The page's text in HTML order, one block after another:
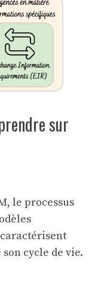
sur
le processus
cycle de vie.